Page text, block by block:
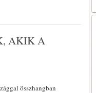
AKIK A
összhangban